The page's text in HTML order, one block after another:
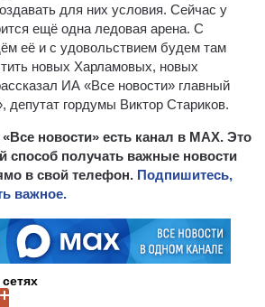
для них условия. Сейчас у
ещё одна ледовая арена. С
её и с удовольствием будем там
новых Харламовых, новых
ИА «Все новости» главный
депутат гордумы Виктор Стариков.
новости» есть канал в MAX. Это
получать важные новости
в свой телефон. Подпишитесь,
важное.